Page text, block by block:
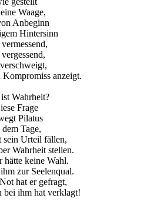
Waage,
Anbeginn
Hintersinn
vergessend,
Kompromiss anzeigt.
Wahrheit?
Frage
Pilatus
dem Tage,
sein Urteil fällen,
Wahrheit stellen.
hätte keine Wahl.
zur Seelenqual.
hat er gefragt,
bei ihm hat verklagt!